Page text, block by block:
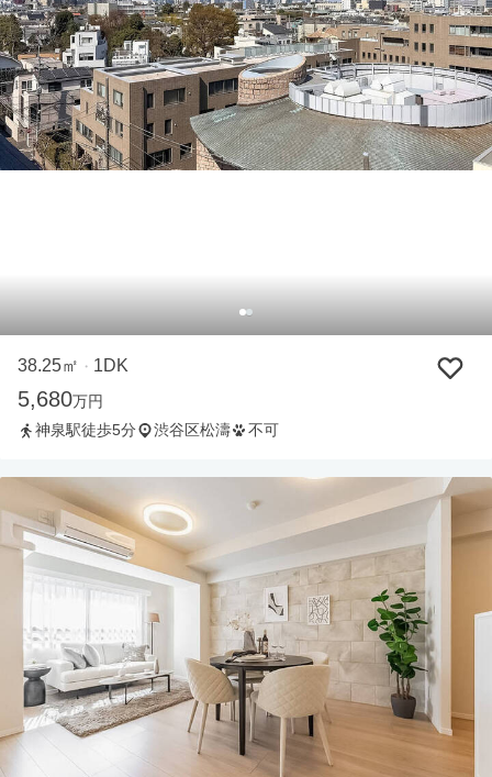
38.25㎡ ・ 1DK
5,680万円
神泉駅徒歩5分
渋谷区松濤 不可